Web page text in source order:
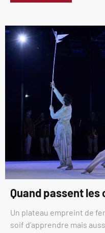
Quand passent
Un plateau empreint de
soif d’apprendre mais